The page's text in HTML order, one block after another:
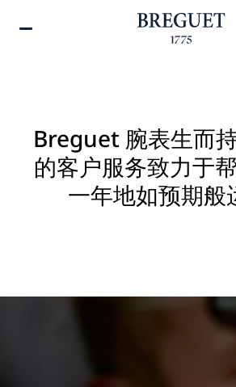
Breguet 腕表生而
的客户服务致力于
一年地如预期般